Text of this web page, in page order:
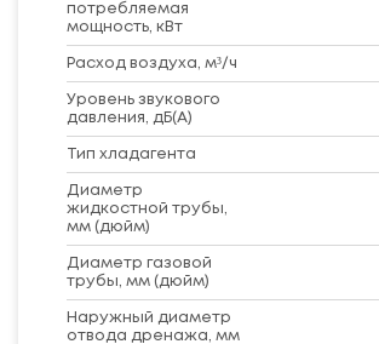
потребляемая
мощность, кВт
Расход воздуха, м³/ч
Уровень звукового
давления, дБ(А)
Тип хладагента
Диаметр
жидкостной трубы,
мм (дюйм)
Диаметр газовой
трубы, мм (дюйм)
Наружный диаметр
отвода дренажа, мм